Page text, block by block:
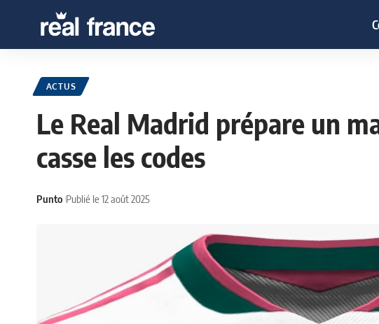
ACTUS
Le Real Madrid prépare un
casse les codes
Punto Publié le 12 août 2025